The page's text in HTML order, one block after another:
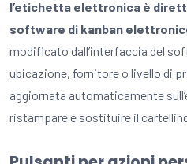
l’etichetta elettronica è
software di kanban
modificato dall’interfaccia del
ubicazione, fornitore o livello di
aggiornata automaticamente
ristampare e sostituire il